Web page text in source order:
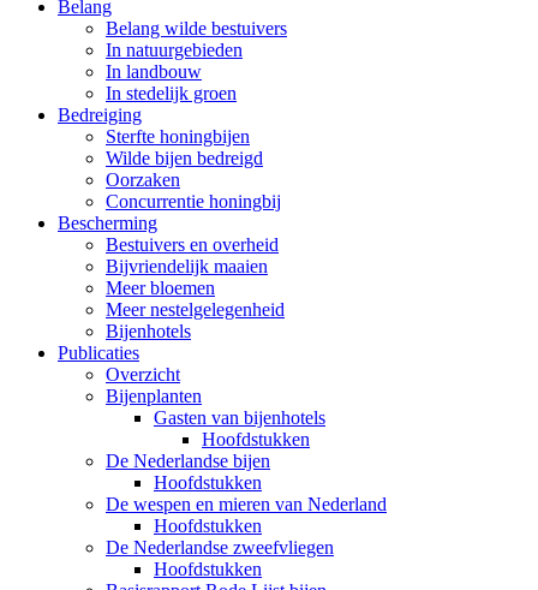
Belang
Belang wilde bestuivers
In natuurgebieden
In landbouw
In stedelijk groen
Bedreiging
Sterfte honingbijen
Wilde bijen bedreigd
Oorzaken
Concurrentie honingbij
Bescherming
Bestuivers en overheid
Bijvriendelijk maaien
Meer bloemen
Meer nestelgelegenheid
Bijenhotels
Publicaties
Overzicht
Bijenplanten
Gasten van bijenhotels
Hoofdstukken
De Nederlandse bijen
Hoofdstukken
De wespen en mieren van Nederland
Hoofdstukken
De Nederlandse zweefvliegen
Hoofdstukken